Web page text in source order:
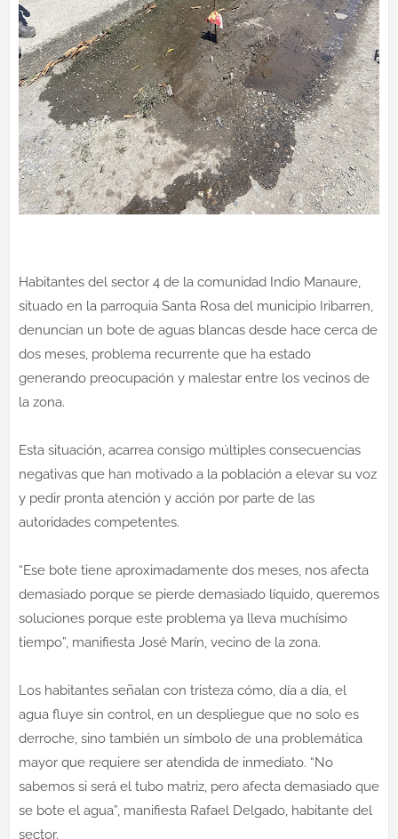
Habitantes del sector 4 de la comunidad Indio Manaure,
situado en la parroquia Santa Rosa del municipio Iribarren,
denuncian un bote de aguas blancas desde hace cerca de
dos meses, problema recurrente que ha estado
generando preocupación y malestar entre los vecinos de
la zona.
Esta situación, acarrea consigo múltiples consecuencias
negativas que han motivado a la población a elevar su voz
y pedir pronta atención y acción por parte de las
autoridades competentes.
“Ese bote tiene aproximadamente dos meses, nos afecta
demasiado porque se pierde demasiado líquido, queremos
soluciones porque este problema ya lleva muchísimo
tiempo”, manifiesta José Marín, vecino de la zona.
Los habitantes señalan con tristeza cómo, día a día, el
agua fluye sin control, en un despliegue que no solo es
derroche, sino también un símbolo de una problemática
mayor que requiere ser atendida de inmediato. “No
sabemos si será el tubo matriz, pero afecta demasiado que
se bote el agua”, manifiesta Rafael Delgado, habitante del
sector.